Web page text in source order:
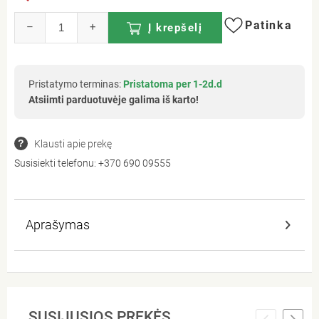
– + Į krepšelį Patinka
Pristatymo terminas: Pristatoma per 1-2d.d
Atsiimti parduotuvėje galima iš karto!
Klausti apie prekę
Susisiekti telefonu: +370 690 09555
Aprašymas